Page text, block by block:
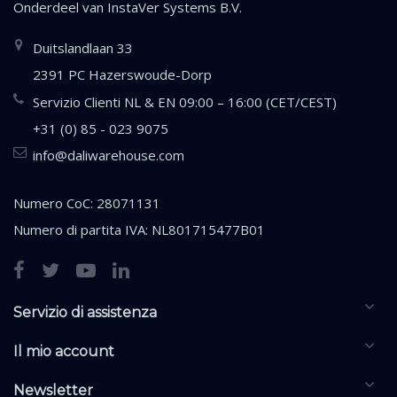
Onderdeel van InstaVer Systems B.V.
Duitslandlaan 33
2391 PC Hazerswoude-Dorp
Servizio Clienti NL & EN 09:00 – 16:00 (CET/CEST)
+31 (0) 85 - 023 9075
info@daliwarehouse.com
Numero CoC: 28071131
Numero di partita IVA: NL801715477B01
Servizio di assistenza
Il mio account
Newsletter